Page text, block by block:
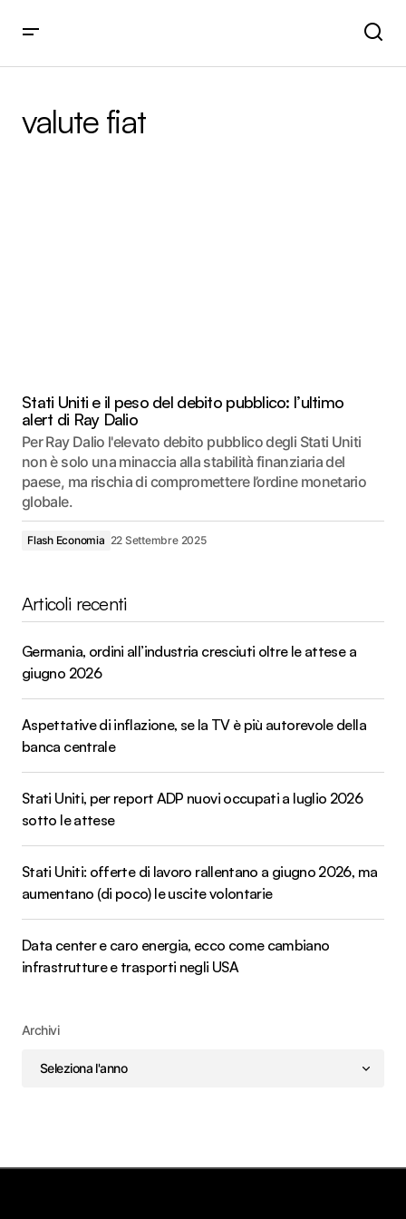
valute fiat
Stati Uniti e il peso del debito pubblico: l’ultimo
alert di Ray Dalio
Per Ray Dalio l'elevato debito pubblico degli Stati Uniti
non è solo una minaccia alla stabilità finanziaria del
paese, ma rischia di compromettere l’ordine monetario
globale.
Flash Economia 22 Settembre 2025
Articoli recenti
Germania, ordini all’industria cresciuti oltre le attese a
giugno 2026
Aspettative di inflazione, se la TV è più autorevole della
banca centrale
Stati Uniti, per report ADP nuovi occupati a luglio 2026
sotto le attese
Stati Uniti: offerte di lavoro rallentano a giugno 2026, ma
aumentano (di poco) le uscite volontarie
Data center e caro energia, ecco come cambiano
infrastrutture e trasporti negli USA
Archivi